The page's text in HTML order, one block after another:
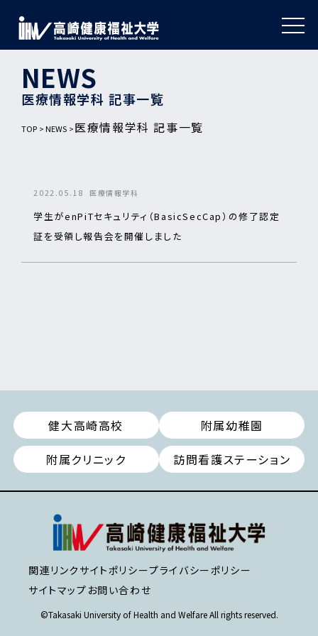
NEWS
医療情報学科 記事一覧
TOP NEWS 医療情報学科 記事一覧
2022.05.18 医療情報学科
学生がenPiTセキュリティ（BasicSecCap）の修了認定
証を受領し報告会を開催しました
健大高崎高校
附属幼稚園
附属クリニック
訪問看護ステーション
関連リンク サイトポリシープライバシーポリシー
サイトマップ お問い合わせ
©Takasaki University of Health and Welfare All rights reserved.